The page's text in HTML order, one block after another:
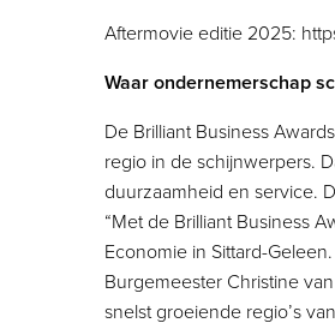
Aftermovie editie 2025:
Waar ondernemerschap
De Brilliant Business
regio in de schijnwerpers.
duurzaamheid en service.
“Met de Brilliant Business
Economie in Sittard-
Burgemeester Christine
snelst groeiende regio’s